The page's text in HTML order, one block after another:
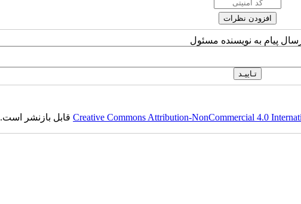
پیام به نویسنده مسئول
Creative Commons Attribution-NonCommercial 4.0قابل بازنشر است.